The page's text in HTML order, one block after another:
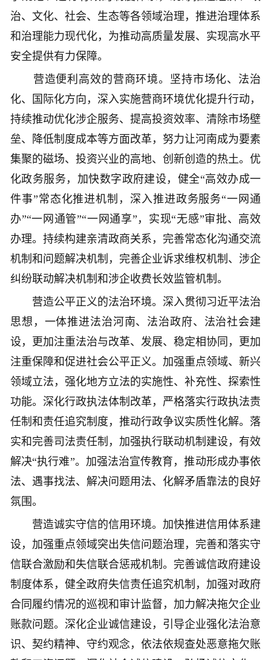
治、文化、社会、生态等各领域治理，推进治理体系
和治理能力现代化，为推动高质量发展、实现高水平
安全提供有力保障。
营造便利高效的营商环境。坚持市场化、法治
化、国际化方向，深入实施营商环境优化提升行动，
持续推动优化涉企服务、提高投资效率、清除市场壁
垒、降低制度成本等方面改革，努力让河南成为要素
集聚的磁场、投资兴业的高地、创新创造的热土。优
化政务服务，加快数字政府建设，健全“高效办成一
件事”常态化推进机制，深入推进政务服务“一网通
办”“一网通管”“一网通享”，实现“无感”审批、高效
办理。持续构建亲清政商关系，完善常态化沟通交流
机制和问题解决机制，完善企业诉求维权机制、涉企
纠纷联动解决机制和涉企收费长效监管机制。
营造公平正义的法治环境。深入贯彻习近平法治
思想，一体推进法治河南、法治政府、法治社会建
设，更加注重法治与改革、发展、稳定相协同，更加
注重保障和促进社会公平正义。加强重点领域、新兴
领域立法，强化地方立法的实施性、补充性、探索性
功能。深化行政执法体制改革，严格落实行政执法责
任制和责任追究制度，推动行政争议实质性化解。落
实和完善司法责任制，加强执行联动机制建设，有效
解决“执行难”。加强法治宣传教育，推动形成办事依
法、遇事找法、解决问题用法、化解矛盾靠法的良好
氛围。
营造诚实守信的信用环境。加快推进信用体系建
设，加强重点领域突出失信问题治理，完善和落实守
信联合激励和失信联合惩戒机制。完善诚信政府建设
制度体系，健全政府失信责任追究机制，加强对政府
合同履约情况的巡视和审计监督，加力解决拖欠企业
账款问题。深化企业诚信建设，引导企业强化法治意
识、契约精神、守约观念，依法依规查处恶意拖欠账